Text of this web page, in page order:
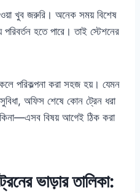
খুব জরুরি। অনেক সময় বিশেষ
পরিবর্তন হতে পারে। তাই স্টেশনের
পরিকল্পনা করা সহজ হয়। যেমন
অফিস শেষে কোন ট্রেন ধরা
কিনা—এসব বিষয় আগেই ঠিক করা
ভাড়ার তালিকা: